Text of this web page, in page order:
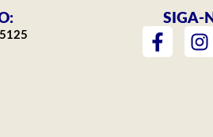
SIGA-
F
a
I
n